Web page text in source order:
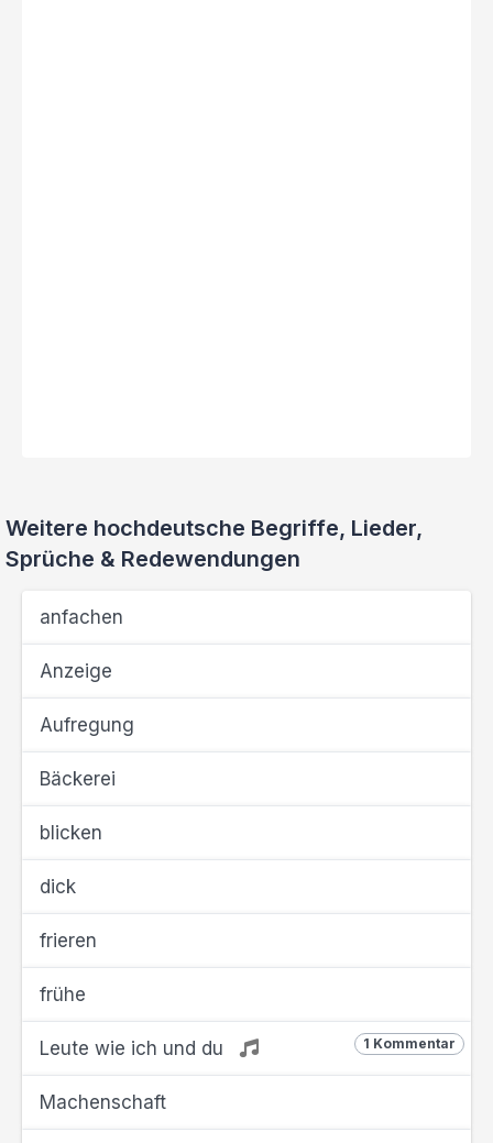
Weitere hochdeutsche Begriffe, Lieder,
Sprüche & Redewendungen
anfachen
Anzeige
Aufregung
Bäckerei
blicken
dick
frieren
frühe
1 Kommentar
Leute wie ich und du
Machenschaft